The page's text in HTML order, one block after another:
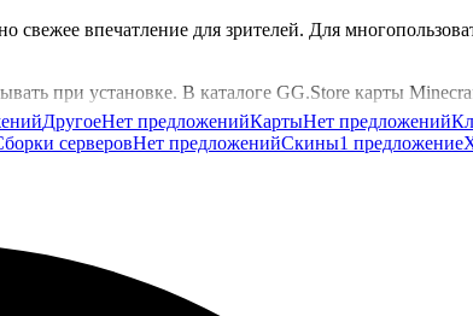
впечатление для зрителей. Для
при установке. В каталоге GG.Store карты
ДругоеНет предложенийКартыНет предложений
серверовНет предложенийСкины1 предложение